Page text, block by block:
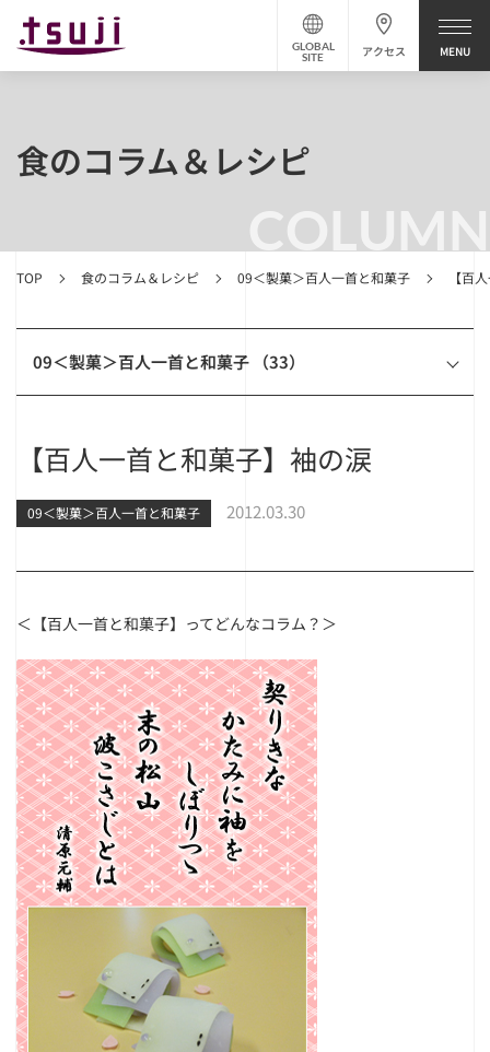
アクセス
GLOBAL
SITE
COLUMN
TOP 食のコラム＆レシピ 09＜製菓＞百人一首と和菓子 【百
食のコラム＆レシピ
09＜製菓＞百人一首と和菓子 （33）
【百人一首と和菓子】袖の涙
09＜製菓＞百人一首と和菓子 2012.03.30
＜【百人一首と和菓子】ってどんなコラム？＞